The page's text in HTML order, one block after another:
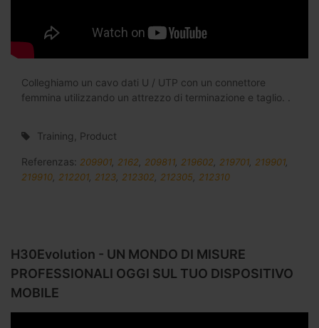
Colleghiamo un cavo dati U / UTP con un connettore
femmina utilizzando un attrezzo di terminazione e taglio. .
Training, Product
Referenzas: 209901 2162 209811 219602 219701 219901
219910 212201 2123 212302 212305 212310
H30Evolution - UN MONDO DI MISURE
PROFESSIONALI OGGI SUL TUO DISPOSITIVO
MOBILE